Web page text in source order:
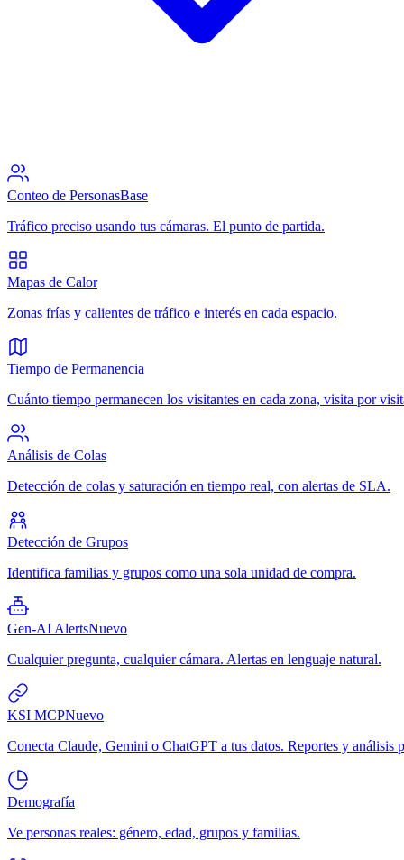
Conteo de PersonasBase
Tráfico preciso usando tus cámaras. El punto de partida.
Mapas de Calor
Zonas frías y calientes de tráfico e interés en cada espacio.
Tiempo de Permanencia
Cuánto tiempo permanecen los visitantes en cada zona, visita por
Análisis de Colas
Detección de colas y saturación en tiempo real, con alertas de SLA.
Detección de Grupos
Identifica familias y grupos como una sola unidad de compra.
Gen-AI AlertsNuevo
Cualquier pregunta, cualquier cámara. Alertas en lenguaje natural.
KSI MCPNuevo
Conecta Claude, Gemini o ChatGPT a tus datos. Reportes y análisis
Demografía
Ve personas reales: género, edad, grupos y familias.